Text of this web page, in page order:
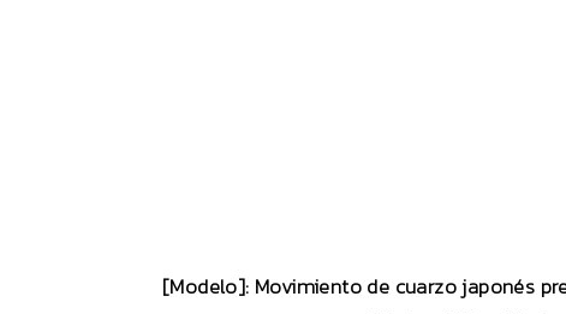
[Modelo]: Movimiento de cuarzo japonés